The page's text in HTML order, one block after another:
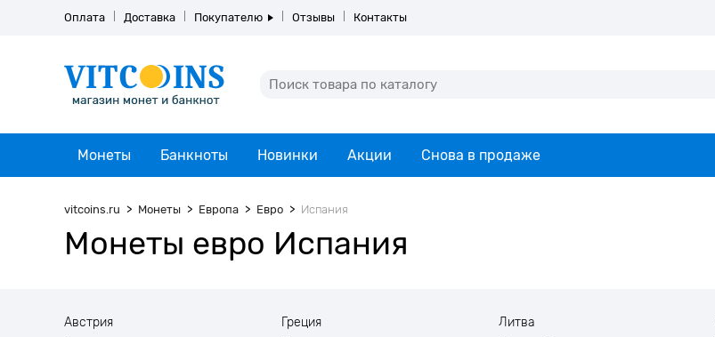
Оплата Доставка Покупателю Отзывы Контакты
Монеты Банкноты Новинки Акции Снова в продаже
vitcoins.ru Монеты Европа Евро Испания
Монеты евро Испания
Австрия
Греция
Литва